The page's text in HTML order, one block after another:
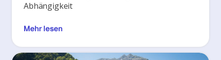
Abhängigkeit
Mehr lesen